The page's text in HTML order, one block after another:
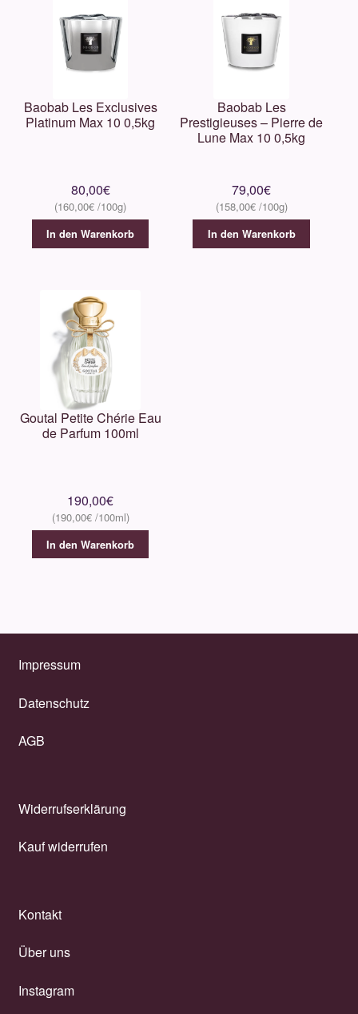
Baobab Les Exclusives
Platinum Max 10 0,5kg
80,00€
160,00€
In den Warenkorb
Baobab Les
Prestigieuses – Pierre de
Lune Max 10 0,5kg
79,00€
158,00€
In den Warenkorb
Goutal Petite Chérie Eau
de Parfum 100ml
190,00€
190,00€
In den Warenkorb
Impressum
Datenschutz
AGB
Widerrufserklärung
Kauf widerrufen
Kontakt
Über uns
Instagram